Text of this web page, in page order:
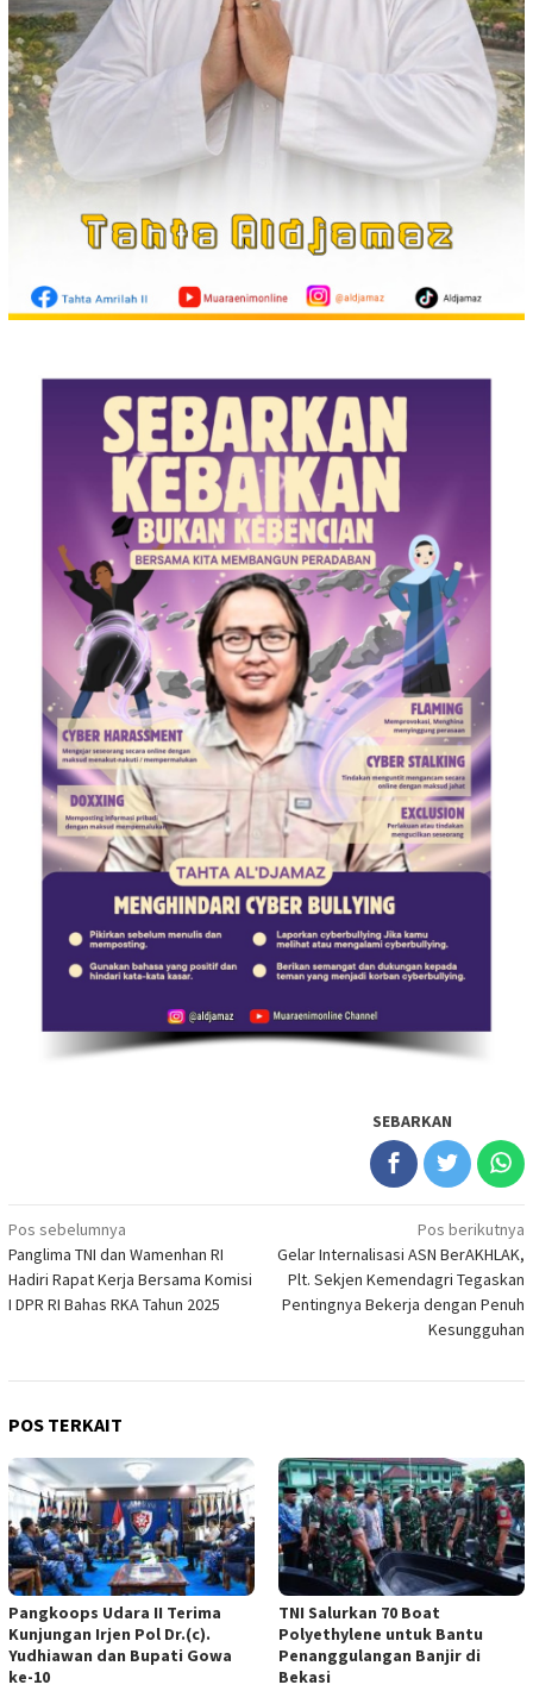
SEBARKAN
Navigasi
pos
Pos sebelumnya
Panglima TNI dan Wamenhan RI
Hadiri Rapat Kerja Bersama Komisi
I DPR RI Bahas RKA Tahun 2025
Pos berikutnya
Gelar Internalisasi ASN BerAKHLAK,
Plt. Sekjen Kemendagri Tegaskan
Pentingnya Bekerja dengan Penuh
Kesungguhan
POS TERKAIT
Pangkoops Udara II Terima
Kunjungan Irjen Pol Dr.(c).
Yudhiawan dan Bupati Gowa
ke-10
TNI Salurkan 70 Boat
Polyethylene untuk Bantu
Penanggulangan Banjir di
Bekasi